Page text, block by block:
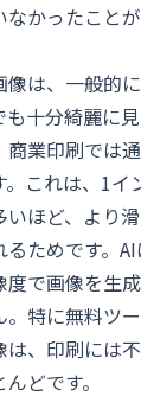
かったことが
像は、一般的
十分綺麗に
商業印刷では
。これは、1イ
いほど、より
ためです。
度で画像を生
。特に無料ツ
は、印刷には
どです。